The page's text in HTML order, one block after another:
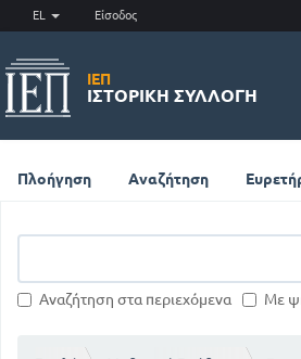
EL Είσοδος
ΙΕΠ
ΙΣΤΟΡΙΚΉ ΣΥΛΛΟΓΉ
Πλοήγηση Αναζήτηση
Αναζήτηση στα περιεχόμενα Με